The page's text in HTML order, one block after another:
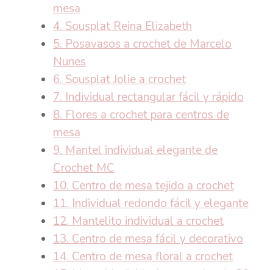
mesa
4. Sousplat Reina Elizabeth
5. Posavasos a crochet de Marcelo
Nunes
6. Sousplat Jolie a crochet
7. Individual rectangular fácil y rápido
8. Flores a crochet para centros de
mesa
9. Mantel individual elegante de
Crochet MC
10. Centro de mesa tejido a crochet
11. Individual redondo fácil y elegante
12. Mantelito individual a crochet
13. Centro de mesa fácil y decorativo
14. Centro de mesa floral a crochet